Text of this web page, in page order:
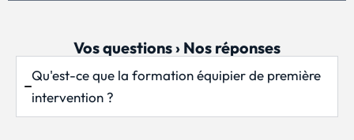
Vos questions › Nos réponses
Qu'est-ce que la formation équipier de première
intervention ?